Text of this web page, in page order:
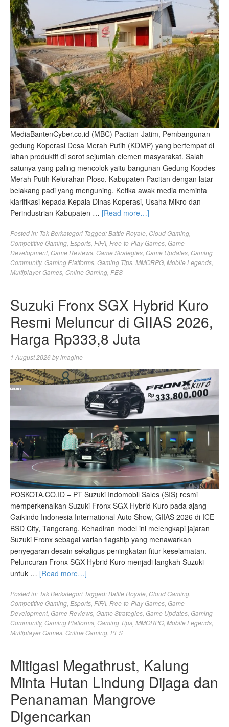
MediaBantenCyber.co.id (MBC) Pacitan-Jatim, Pembangunan
gedung Koperasi Desa Merah Putih (KDMP) yang bertempat di
lahan produktif di sorot sejumlah elemen masyarakat. Salah
satunya yang paling mencolok yaitu bangunan Gedung Kopdes
Merah Putih Kelurahan Ploso, Kabupaten Pacitan dengan latar
belakang padi yang menguning. Ketika awak media meminta
klarifikasi kepada Kepala Dinas Koperasi, Usaha Mikro dan
Perindustrian Kabupaten … [Read more…]
Posted in: Tak Berkategori Tagged:Battle Royale Cloud Gaming
Competitive Gaming Esports FIFA Free-to-Play Games Game
Development, Game Reviews Game Strategies Game Updates Gaming
Community, Gaming Platforms Gaming Tips MMORPG Mobile Legends
Multiplayer Games Online Gaming PES
Suzuki Fronx SGX Hybrid Kuro
Resmi Meluncur di GIIAS 2026,
Harga Rp333,8 Juta
1 August 2026byimagine
POSKOTA.CO.ID – PT Suzuki Indomobil Sales (SIS) resmi
memperkenalkan Suzuki Fronx SGX Hybrid Kuro pada ajang
Gaikindo Indonesia International Auto Show, GIIAS 2026 di ICE
BSD City, Tangerang. Kehadiran model ini melengkapi jajaran
Suzuki Fronx sebagai varian flagship yang menawarkan
penyegaran desain sekaligus peningkatan fitur keselamatan.
Peluncuran Fronx SGX Hybrid Kuro menjadi langkah Suzuki
untuk … [Read more…]
Posted in: Tak Berkategori Tagged:Battle Royale Cloud Gaming
Competitive Gaming Esports FIFA Free-to-Play Games Game
Development, Game Reviews Game Strategies Game Updates Gaming
Community, Gaming Platforms Gaming Tips MMORPG Mobile Legends
Multiplayer Games Online Gaming PES
Mitigasi Megathrust, Kalung
Minta Hutan Lindung Dijaga dan
Penanaman Mangrove
Digencarkan